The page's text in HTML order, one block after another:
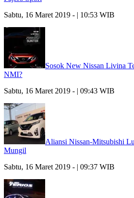
Sabtu, 16 Maret 2019 - | 10:53 WIB
Sosok New Nissan Livina
NMI?
Sabtu, 16 Maret 2019 - | 09:43 WIB
Aliansi Nissan-Mitsubishi
Mungil
Sabtu, 16 Maret 2019 - | 09:37 WIB